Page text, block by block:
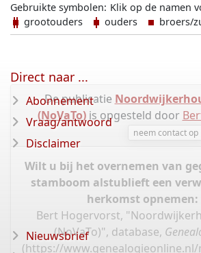
Klik op de namen
Gebruikte symbolen:
grootouders
ouders broers/
De publicatie
(NoVaTo)is opgesteld door
neem contact op
Wilt u bij het overnemen van
stamboom alstublieft een
herkomst opnemen:
Bert Hogervorst,
(NoVaTo)", database,
(https://
Direct naar ...
Abonnement
Vraag/antwoord
Disclaimer
Nieuwsbrief